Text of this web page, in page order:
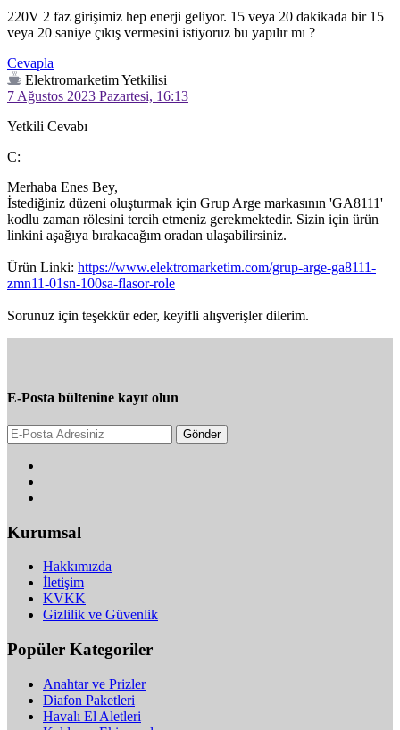
220V 2 faz girişimiz hep enerji geliyor. 15 veya 20 dakikada bir 15
veya 20 saniye çıkış vermesini istiyoruz bu yapılır mı ?
Cevapla
Elektromarketim Yetkilisi
7 Ağustos 2023 Pazartesi, 16:13
Yetkili Cevabı
C:
Merhaba Enes Bey,
İstediğiniz düzeni oluşturmak için Grup Arge markasının 'GA8111'
kodlu zaman rölesini tercih etmeniz gerekmektedir. Sizin için ürün
linkini aşağıya bırakacağım oradan ulaşabilirsiniz.
Ürün Linki: https://www.elektromarketim.com/grup-arge-ga8111-
zmn11-01sn-100sa-flasor-role
Sorunuz için teşekkür eder, keyifli alışverişler dilerim.
E-Posta bültenine kayıt olun
Gönder
Kurumsal
Hakkımızda
İletişim
KVKK
Gizlilik ve Güvenlik
Popüler Kategoriler
Anahtar ve Prizler
Diafon Paketleri
Havalı El Aletleri